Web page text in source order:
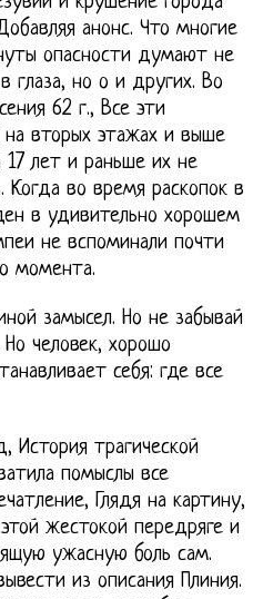
анонс. Что многие
опасности думают не
глаза, но о и других. Во
62 г., Все эти
вторых этажах и выше
лет и раньше их не
Когда во время раскопок в
в удивительно хорошем
не вспоминали почти
момента.
замысел. Но не забывай
человек, хорошо
себя: где все
История трагической
помыслы все
Глядя на картину,
жестокой передряге и
ужасную боль сам.
из описания Плиния.